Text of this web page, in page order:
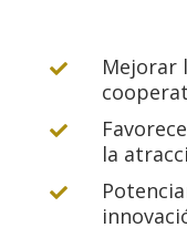

Mejorar

la
